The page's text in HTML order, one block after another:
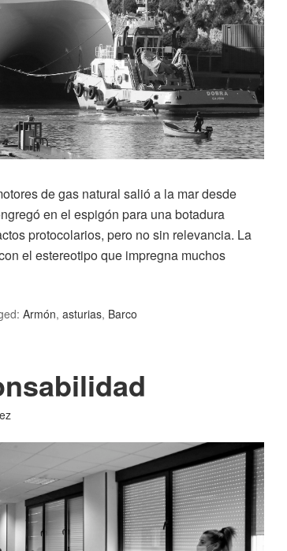
de gas natural salió a la mar desde
en el espigón para una botadura
protocolarios, pero no sin relevancia. La
el estereotipo que impregna muchos
Armón, asturias, Barco